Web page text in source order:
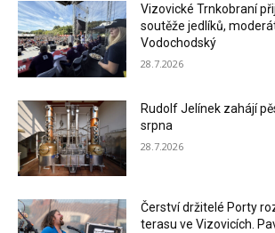
Vizovické Trnkobraní
soutěže jedlíků,
Vodochodský
28.7.2026
Rudolf Jelínek zahájí
srpna
28.7.2026
Čerství držitelé Porty
terasu ve Vizovicích.